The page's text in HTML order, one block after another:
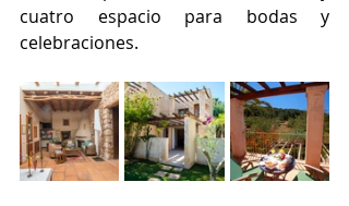
cuatro espacio para bodas y
celebraciones.